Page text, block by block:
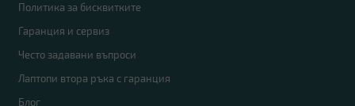
Политика за бисквитките
Гаранция и сервиз
Често задавани въпроси
Лаптопи втора ръка с гаранция
Блог